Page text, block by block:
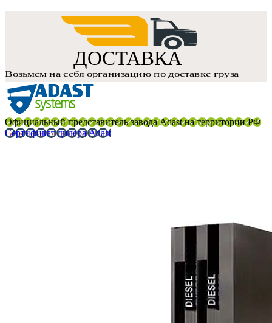
Официальный представитель завода Adast на территории РФ
Сертификат дилера Adast